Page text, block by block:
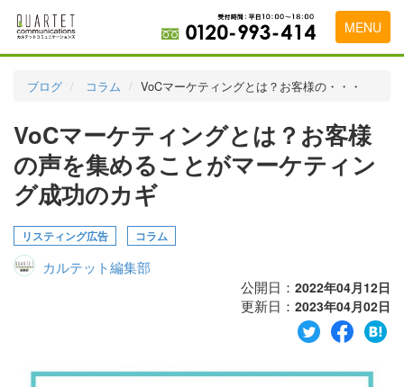
MENU
実績・お客様の声
初めて導入をお考えの方
広告代理店・HP制作会社様へ
お問い合わせ
ブログ コラム VoCマーケティングとは？お客様の・・・
VoCマーケティングとは？お客様
の声を集めることがマーケティン
グ成功のカギ
リスティング広告 コラム
カルテット編集部
公開日： 2022年04月12日
更新日： 2023年04月02日